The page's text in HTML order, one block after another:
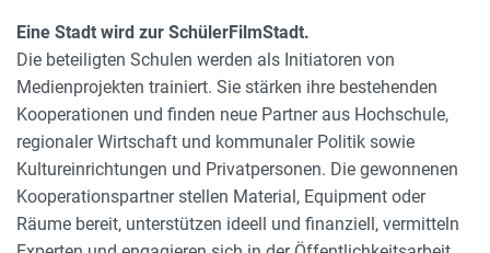
Eine Stadt wird zur SchülerFilmStadt.
Die beteiligten Schulen werden als Initiatoren von
Medienprojekten trainiert. Sie stärken ihre bestehenden
Kooperationen und finden neue Partner aus Hochschule,
regionaler Wirtschaft und kommunaler Politik sowie
Kultureinrichtungen und Privatpersonen. Die gewonnenen
Kooperationspartner stellen Material, Equipment oder
Räume bereit, unterstützen ideell und finanziell, vermitteln